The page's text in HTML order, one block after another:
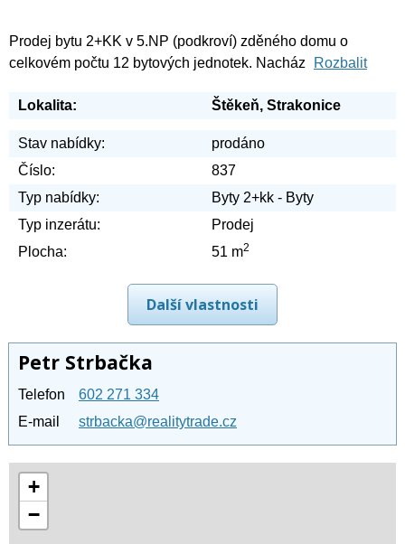
Prodej bytu 2+KK v 5.NP (podkroví) zděného domu o
celkovém počtu 12 bytových jednotek. Nacház
Rozbalit
Lokalita: Štěkeň, Strakonice
Stav nabídky:
prodáno
Číslo:
837
Typ nabídky:
Byty 2+kk - Byty
Typ inzerátu:
Prodej
Plocha:
51 m2
Další vlastnosti
Petr Strbačka
Telefon
602 271 334
E-mail
strbacka@realitytrade.cz
+
−